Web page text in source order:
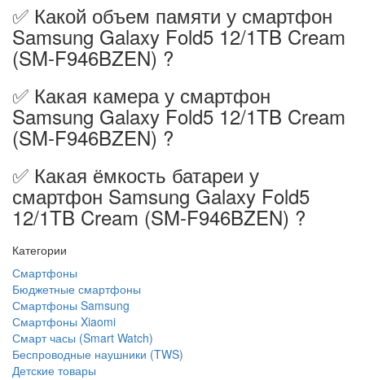
✅ Какой объем памяти у смартфон
Samsung Galaxy Fold5 12/1TB Cream
(SM-F946BZEN) ?
✅ Какая камера у смартфон
Samsung Galaxy Fold5 12/1TB Cream
(SM-F946BZEN) ?
✅ Какая ёмкость батареи у
смартфон Samsung Galaxy Fold5
12/1TB Cream (SM-F946BZEN) ?
Категории
Смартфоны
Бюджетные смартфоны
Смартфоны Samsung
Смартфоны Xiaomi
Смарт часы (Smart Watch)
Беспроводные наушники (TWS)
Детские товары